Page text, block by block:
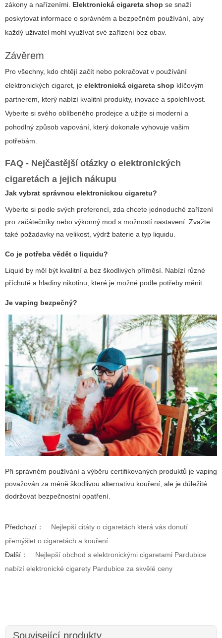
zákony a nařízeními. Elektronická cigareta shop se snaží
poskytovat informace o správném a bezpečném používání, aby
každý uživatel mohl využívat své zařízení bez obav.
Závěrem
Pro všechny, kdo chtějí začít nebo pokračovat v používání
elektronických cigaret, je elektronická cigareta shop klíčovým
partnerem, který nabízí kvalitní produkty, inovace a spolehlivost.
Vyberte si svého oblíbeného prodejce a užijte si moderní a
pohodlný způsob vapování, který dokonale vyhovuje vašim
potřebám.
FAQ - Nejčastější otázky o elektronických
cigaretách a jejich nákupu
Jak vybrat správnou elektronickou cigaretu?
Vyberte si podle svých preferencí, zda chcete jednoduché zařízení
pro začátečníky nebo výkonný mod s možností nastavení. Zvažte
také požadavky na velikost, výdrž baterie a typ liquidu.
Co je potřeba vědět o liquidu?
Liquid by měl být kvalitní a bez škodlivých příměsí. Nabízí různé
příchutě a hladiny nikotinu, které je možné podle potřeby měnit.
Je vaping bezpečný?
Při správném používání a výběru certifikovaných produktů je vaping
považován za méně škodlivou alternativu kouření, ale je důležité
dodržovat bezpečnostní opatření.
Předchozí：
Nejlepší citáty o cigaretách která vás donutí
přemýšlet o cigaretách a kouření
Další：
Nejlepší obchod s elektronickými cigaretami Pardubice
nabízí elektronické cigarety Pardubice za skvělé ceny
Související produkty